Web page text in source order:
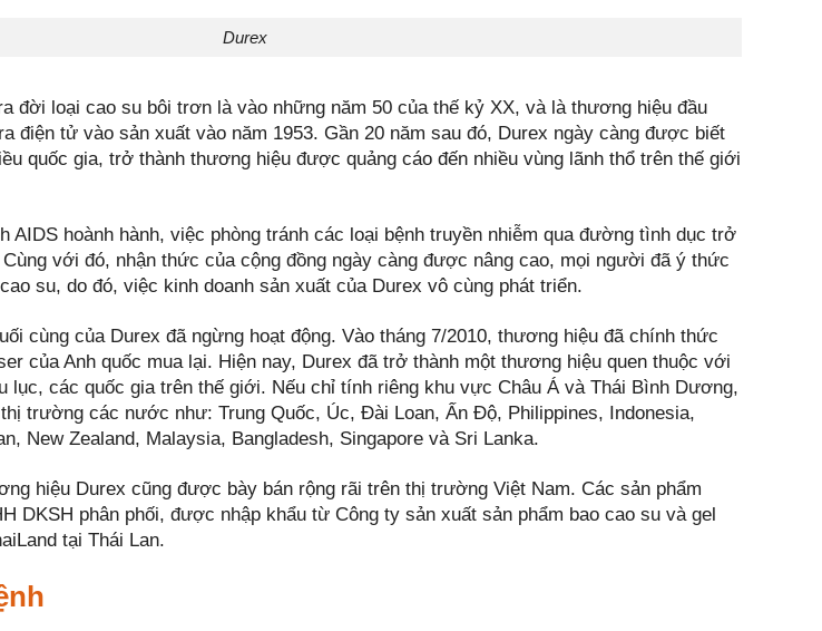
Durex
đời loại cao su bôi trơn là vào những năm 50 của thế kỷ XX, và là thương hiệu đầu
điện tử vào sản xuất vào năm 1953. Gần 20 năm sau đó, Durex ngày càng được biết
quốc gia, trở thành thương hiệu được quảng cáo đến nhiều vùng lãnh thổ trên thế giới
AIDS hoành hành, việc phòng tránh các loại bệnh truyền nhiễm qua đường tình dục trở
với đó, nhận thức của cộng đồng ngày càng được nâng cao, mọi người đã ý thức
su, do đó, việc kinh doanh sản xuất của Durex vô cùng phát triển.
cùng của Durex đã ngừng hoạt động. Vào tháng 7/2010, thương hiệu đã chính thức
của Anh quốc mua lại. Hiện nay, Durex đã trở thành một thương hiệu quen thuộc với
lục, các quốc gia trên thế giới. Nếu chỉ tính riêng khu vực Châu Á và Thái Bình Dương,
trường các nước như: Trung Quốc, Úc, Đài Loan, Ấn Độ, Philippines, Indonesia,
New Zealand, Malaysia, Bangladesh, Singapore và Sri Lanka.
hiệu Durex cũng được bày bán rộng rãi trên thị trường Việt Nam. Các sản phẩm
DKSH phân phối, được nhập khẩu từ Công ty sản xuất sản phẩm bao cao su và gel
tại Thái Lan.